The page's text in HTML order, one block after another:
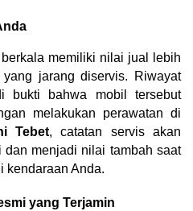
memiliki nilai jual lebih
jarang diservis. Riwayat
bukti bahwa mobil tersebut
Tebet, catatan servis akan
dan menjadi nilai tambah saat
kendaraan Anda.
yang Terjamin